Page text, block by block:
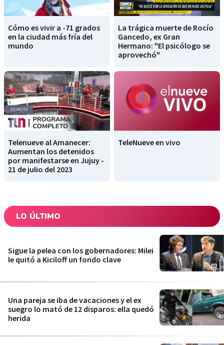
Cómo es vivir a -71 grados
en la ciudad más fría del
mundo
La trágica muerte de Rocío
Gancedo, ex Gran
Hermano: "El psicólogo se
aprovechó"
Telenueve al Amanecer:
Aumentan los detenidos
por manifestarse en Jujuy -
21 de julio del 2023
TeleNueve en vivo
LO ÚLTIMO
Sigue la pelea con los gobernadores: Milei
le quitó a Kiciloff un fondo clave
Una pareja se iba de vacaciones y el ex
suegro lo mató de 12 disparos: ella quedó
herida